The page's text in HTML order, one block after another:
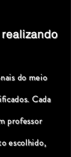
do meio
Cada
professor
escolhido,